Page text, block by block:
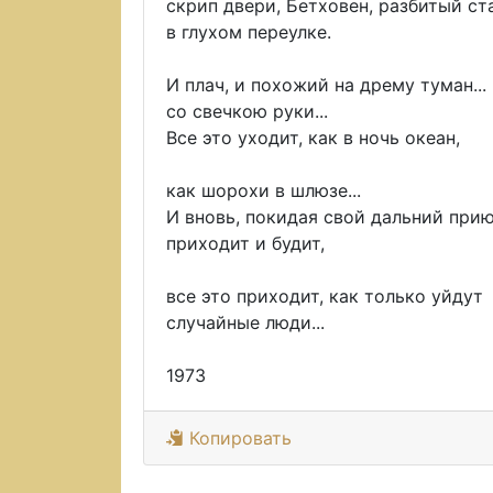
скрип двери, Бетховен, разбитый
в глухом переулке.
И плач, и похожий на дрему туман...
со свечкою руки...
Все это уходит, как в ночь океан,
как шорохи в шлюзе...
И вновь, покидая свой дальний
приходит и будит,
все это приходит, как только уйдут
случайные люди...
1973
Копировать